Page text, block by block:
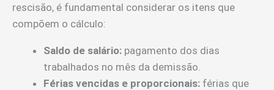
rescisão, é fundamental considerar os itens que
compõem o cálculo:
Saldo de salário: pagamento dos dias
trabalhados no mês da demissão.
Férias vencidas e proporcionais: férias que